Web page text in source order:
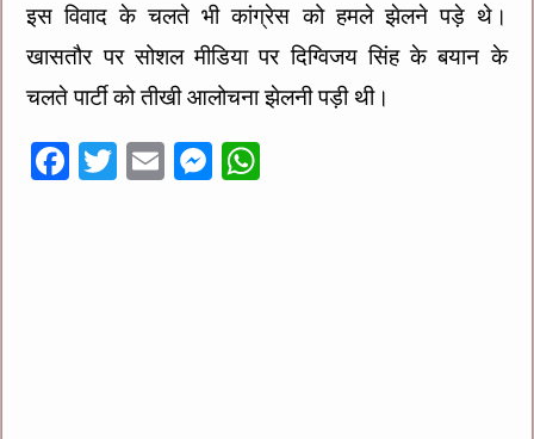
इस विवाद के चलते भी कांग्रेस को हमले झेलने पड़े थे।
खासतौर पर सोशल मीडिया पर दिग्विजय सिंह के बयान के
चलते पार्टी को तीखी आलोचना झेलनी पड़ी थी।
F
T
E
M